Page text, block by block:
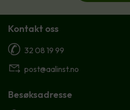
Kontakt oss
32 08 19 99
post@aalinst.no
Besøksadresse